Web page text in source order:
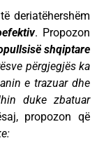
deriatëhershëm
. Propozon
shqiptare
përgjegjës ka
e trazuar dhe
duke zbatuar
propozon që